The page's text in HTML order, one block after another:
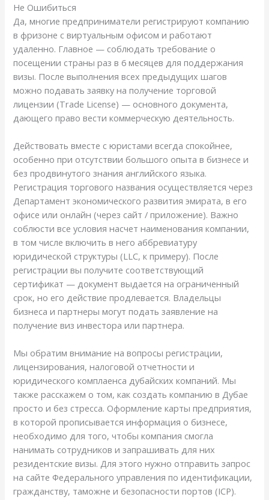
Не Ошибиться
Да, многие предприниматели регистрируют компанию
в фризоне с виртуальным офисом и работают
удаленно. Главное — соблюдать требование о
посещении страны раз в 6 месяцев для поддержания
визы. После выполнения всех предыдущих шагов
можно подавать заявку на получение торговой
лицензии (Trade License) — основного документа,
дающего право вести коммерческую деятельность.
Действовать вместе с юристами всегда спокойнее,
особенно при отсутствии большого опыта в бизнесе и
без продвинутого знания английского языка.
Регистрация торгового названия осуществляется через
Департамент экономического развития эмирата, в его
офисе или онлайн (через сайт / приложение). Важно
соблюсти все условия насчет наименования компании,
в том числе включить в него аббревиатуру
юридической структуры (LLC, к примеру). После
регистрации вы получите соответствующий
сертификат — документ выдается на ограниченный
срок, но его действие продлевается. Владельцы
бизнеса и партнеры могут подать заявление на
получение виз инвестора или партнера.
Мы обратим внимание на вопросы регистрации,
лицензирования, налоговой отчетности и
юридического комплаенса дубайских компаний. Мы
также расскажем о том, как создать компанию в Дубае
просто и без стресса. Оформление карты предприятия,
в которой прописывается информация о бизнесе,
необходимо для того, чтобы компания смогла
нанимать сотрудников и запрашивать для них
резидентские визы. Для этого нужно отправить запрос
на сайте Федерального управления по идентификации,
гражданству, таможне и безопасности портов (ICP).